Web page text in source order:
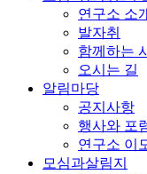
연구소 소
발자취
함께하는
오시는 길
알림마당
공지사항
행사와 포
연구소 이
모심과살림지